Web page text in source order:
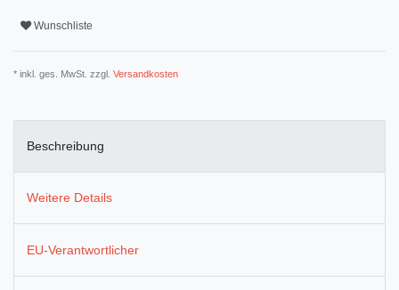
Wunschliste
* inkl. ges. MwSt. zzgl. Versandkosten
Beschreibung
Weitere Details
EU-Verantwortlicher